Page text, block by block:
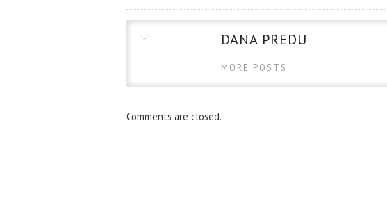
DANA PREDU
MORE POSTS
Comments are closed.